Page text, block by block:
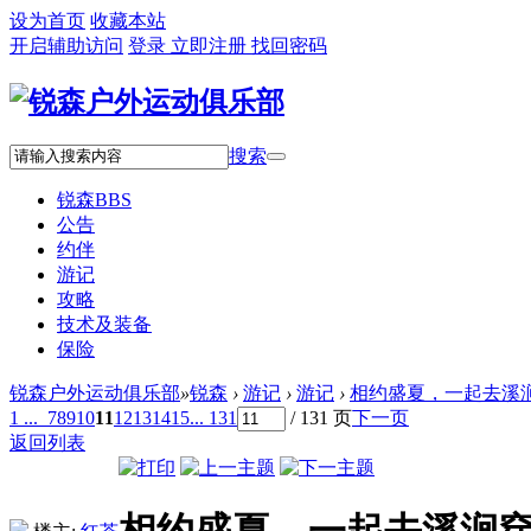
设为首页 收藏本站
开启辅助访问 登录 立即注册 找回密码
搜索
锐森BBS
公告
约伴
游记
攻略
技术及装备
保险
锐森户外运动俱乐部»锐森 › 游记 › 游记 › 相约盛夏，一起去溪
1 ... 789101112131415... 131 / 131 页下一页
返回列表